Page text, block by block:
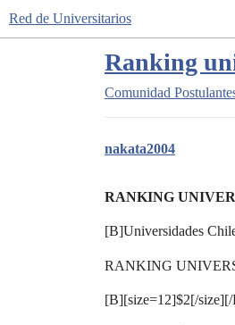
Red de Universitarios
Ranking
Comunidad
nakata2004
RANKING
[B]Universidades
RANKING
[B][size=12]$2[/